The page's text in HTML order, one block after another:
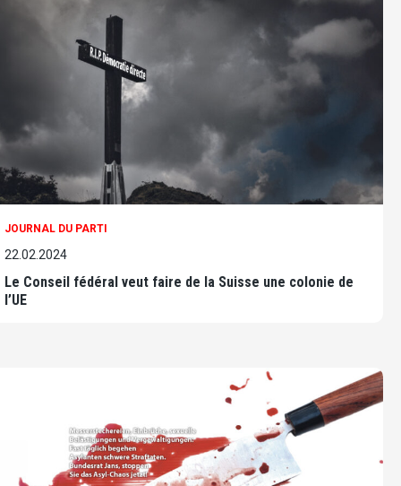
JOURNAL DU PARTI
22.02.2024
Le Conseil fédéral veut faire de la Suisse une colonie de
l’UE